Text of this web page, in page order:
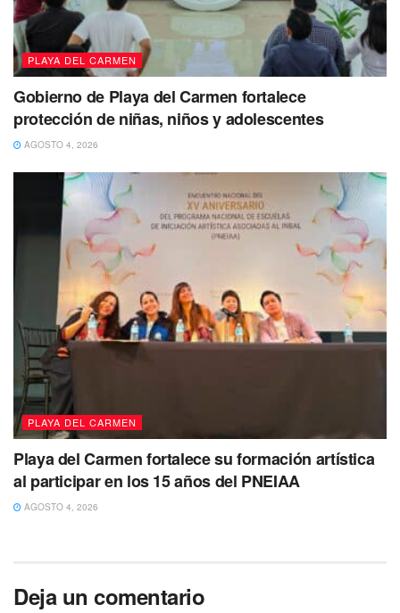
PLAYA DEL CARMEN
Gobierno de Playa del Carmen fortalece
protección de niñas, niños y adolescentes
AGOSTO 4, 2026
PLAYA DEL CARMEN
Playa del Carmen fortalece su formación artística
al participar en los 15 años del PNEIAA
AGOSTO 4, 2026
Deja un comentario